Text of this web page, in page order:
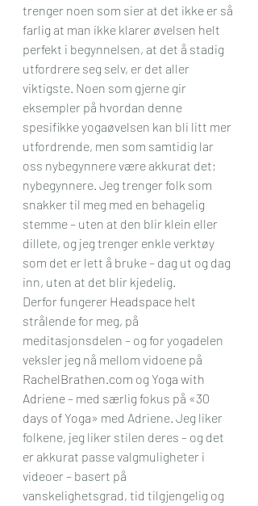
trenger noen som sier at det ikke er så
farlig at man ikke klarer øvelsen helt
perfekt i begynnelsen, at det å stadig
utfordrere seg selv, er det aller
viktigste. Noen som gjerne gir
eksempler på hvordan denne
spesifikke yogaøvelsen kan bli litt mer
utfordrende, men som samtidig lar
oss nybegynnere være akkurat det;
nybegynnere. Jeg trenger folk som
snakker til meg med en behagelig
stemme – uten at den blir klein eller
dillete, og jeg trenger enkle verktøy
som det er lett å bruke – dag ut og dag
inn, uten at det blir kjedelig.
Derfor fungerer Headspace helt
strålende for meg, på
meditasjonsdelen – og for yogadelen
veksler jeg nå mellom vidoene på
RachelBrathen.com og Yoga with
Adriene – med særlig fokus på «30
days of Yoga» med Adriene. Jeg liker
folkene, jeg liker stilen deres – og det
er akkurat passe valgmuligheter i
videoer – basert på
vanskelighetsgrad, tid tilgjengelig og